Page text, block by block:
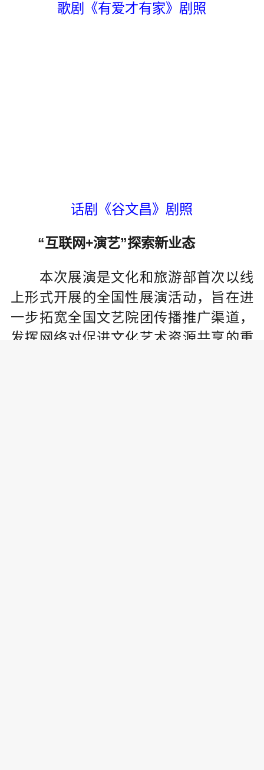
歌剧《有爱才有家》剧照
话剧《谷文昌》剧照
“互联网+演艺”探索新业态
本次展演是文化和旅游部首次以线
上形式开展的全国性展演活动，旨在进
一步拓宽全国文艺院团传播推广渠道，
发挥网络对促进文化艺术资源共享的重